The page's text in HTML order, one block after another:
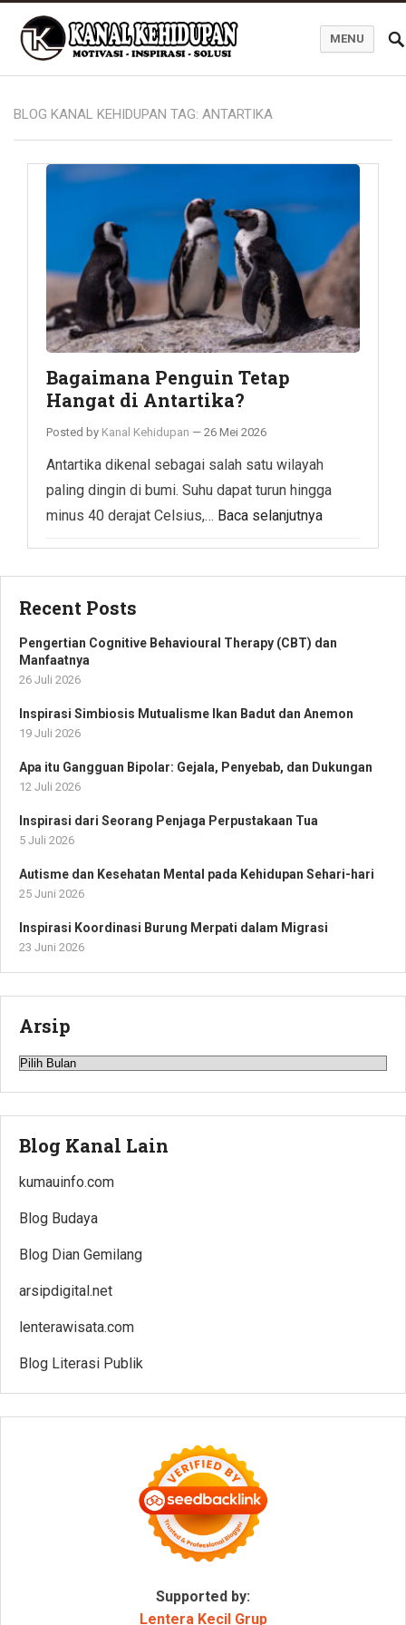
Blog Kanal Kehidupan
MENU
BLOG KANAL KEHIDUPAN TAG: ANTARTIKA
Bagaimana Penguin Tetap
Hangat di Antartika?
Posted by Kanal Kehidupan — 26 Mei 2026
Antartika dikenal sebagai salah satu wilayah
paling dingin di bumi. Suhu dapat turun hingga
minus 40 derajat Celsius,… Baca selanjutnya
Recent Posts
Pengertian Cognitive Behavioural Therapy (CBT) dan
Manfaatnya
26 Juli 2026
Inspirasi Simbiosis Mutualisme Ikan Badut dan Anemon
19 Juli 2026
Apa itu Gangguan Bipolar: Gejala, Penyebab, dan Dukungan
12 Juli 2026
Inspirasi dari Seorang Penjaga Perpustakaan Tua
5 Juli 2026
Autisme dan Kesehatan Mental pada Kehidupan Sehari-hari
25 Juni 2026
Inspirasi Koordinasi Burung Merpati dalam Migrasi
23 Juni 2026
Arsip
Arsip
Blog Kanal Lain
kumauinfo.com
Blog Budaya
Blog Dian Gemilang
arsipdigital.net
lenterawisata.com
Blog Literasi Publik
Supported by:
Lentera Kecil Grup